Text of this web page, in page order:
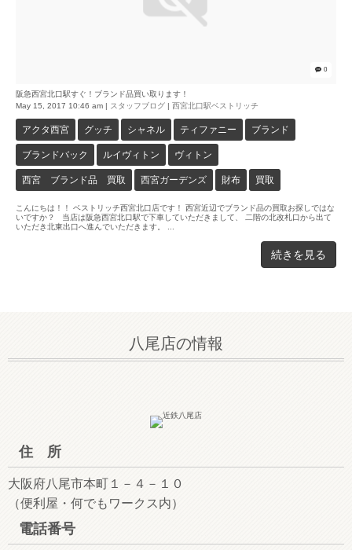
0
阪急西宮北口駅すぐ！ブランド品買い取ります！
May 15, 2017 10:46 am | スタッフブログ | 西宮北口駅ベストリッチ
アクタ西宮 グッチ シャネル ティファニー ブランド
ブランドバック ルイヴィトン ヴィトン
西宮 ブランド品 買取 西宮ガーデンズ 財布 買取
こんにちは！！ ベストリッチ西宮北口店です！ 西宮近辺でブランド品の買取お探しではな
いですか？ 当店は阪急西宮北口駅で下車していただきまして、 二階の北改札口から出て
いただき北東出口へ進んでいただきます。 ...
続きを見る
八尾店の情報
住 所
大阪府八尾市本町１－４－１０
（便利屋・何でもワークス内）
電話番号